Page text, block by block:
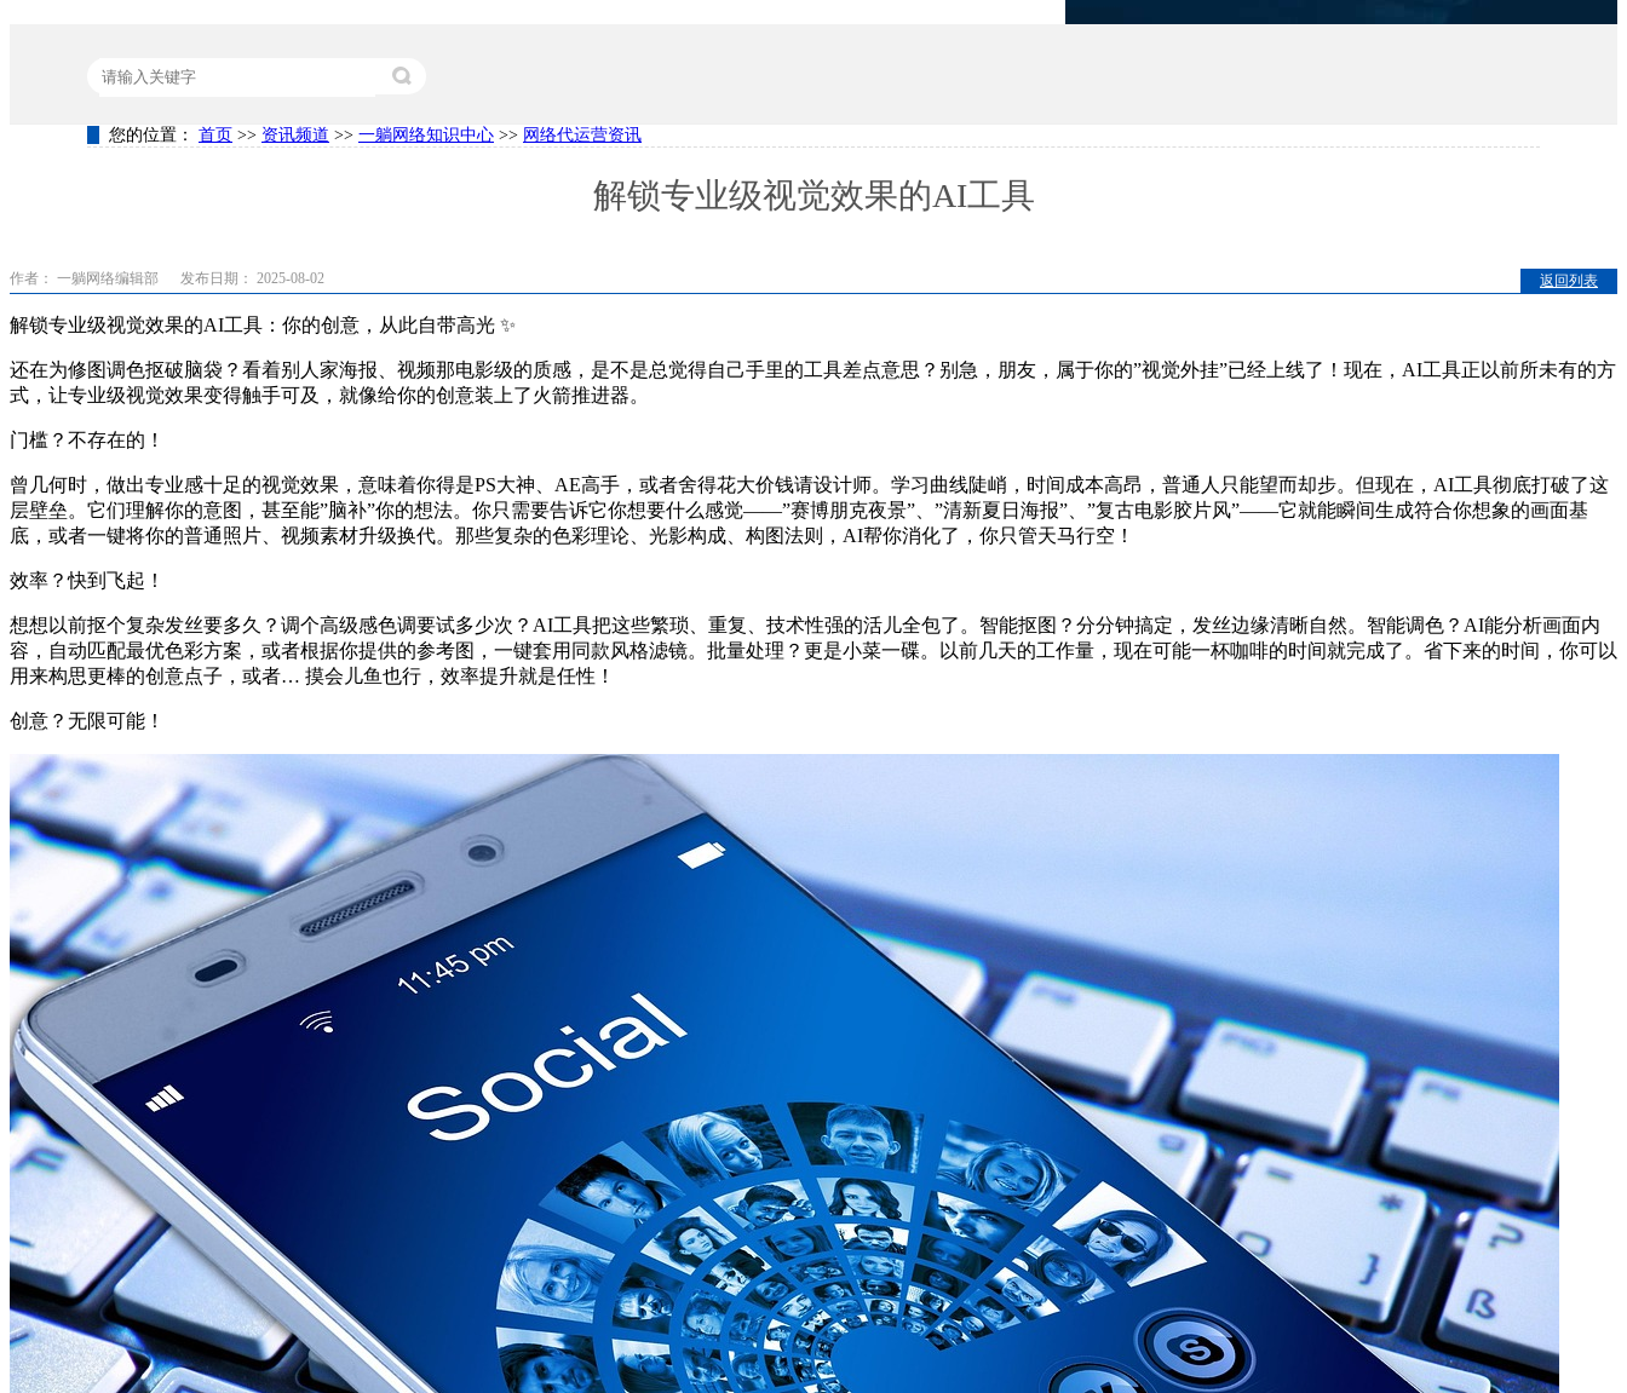
您的位置： 首页 >> 资讯频道 >> 一躺网络知识中心 >> 网络代运营资讯
解锁专业级视觉效果的AI工具
返回列表
作者： 一躺网络编辑部 发布日期： 2025-08-02
解锁专业级视觉效果的AI工具：你的创意，从此自带高光 ✨
还在为修图调色抠破脑袋？看着别人家海报、视频那电影级的质感，是不是总觉得自己手里的工具差点意思？别急，朋友，属于你的”视觉外挂”已经上线了！现在，AI工具正以前所未有的方
式，让专业级视觉效果变得触手可及，就像给你的创意装上了火箭推进器。
门槛？不存在的！
曾几何时，做出专业感十足的视觉效果，意味着你得是PS大神、AE高手，或者舍得花大价钱请设计师。学习曲线陡峭，时间成本高昂，普通人只能望而却步。但现在，AI工具彻底打破了这
层壁垒。它们理解你的意图，甚至能”脑补”你的想法。你只需要告诉它你想要什么感觉——”赛博朋克夜景”、”清新夏日海报”、”复古电影胶片风”——它就能瞬间生成符合你想象的画面基
底，或者一键将你的普通照片、视频素材升级换代。那些复杂的色彩理论、光影构成、构图法则，AI帮你消化了，你只管天马行空！
效率？快到飞起！
想想以前抠个复杂发丝要多久？调个高级感色调要试多少次？AI工具把这些繁琐、重复、技术性强的活儿全包了。智能抠图？分分钟搞定，发丝边缘清晰自然。智能调色？AI能分析画面内
容，自动匹配最优色彩方案，或者根据你提供的参考图，一键套用同款风格滤镜。批量处理？更是小菜一碟。以前几天的工作量，现在可能一杯咖啡的时间就完成了。省下来的时间，你可以
用来构思更棒的创意点子，或者… 摸会儿鱼也行，效率提升就是任性！
创意？无限可能！